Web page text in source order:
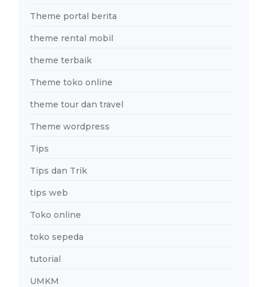
Theme portal berita
theme rental mobil
theme terbaik
Theme toko online
theme tour dan travel
Theme wordpress
Tips
Tips dan Trik
tips web
Toko online
toko sepeda
tutorial
UMKM